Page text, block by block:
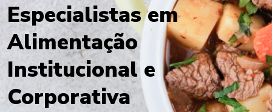
Especialistas em
Alimentação
Institucional e
Corporativa